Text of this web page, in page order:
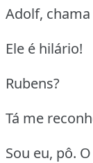
Adolf,
Ele é hilário!
Rubens?
Tá me
Sou eu, pô.